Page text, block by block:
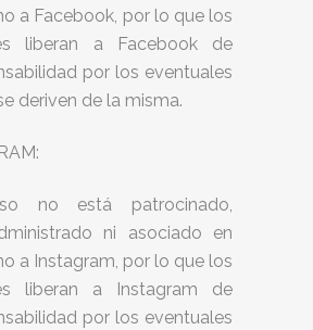
a Facebook, por lo que los
liberan a Facebook de
por los eventuales
deriven de la misma.
no está patrocinado,
ni asociado en
a Instagram, por lo que los
liberan a Instagram de
por los eventuales